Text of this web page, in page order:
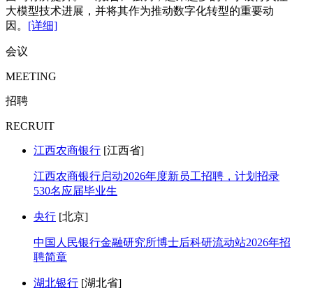
大模型技术进展，并将其作为推动数字化转型的重要动
因。 [详细]
会议
MEETING
招聘
RECRUIT
江西农商银行 [江西省]
江西农商银行启动2026年度新员工招聘，计划招录
530名应届毕业生
央行 [北京]
中国人民银行金融研究所博士后科研流动站2026年招
聘简章
湖北银行 [湖北省]